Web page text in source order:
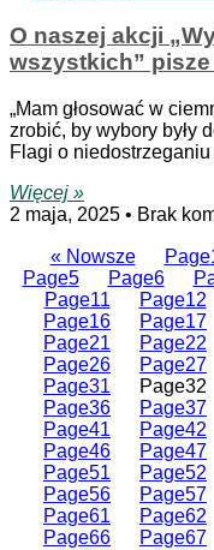
O naszej akcji
wszystkich”
„Mam głosować w
zrobić, by wybory były
Flagi o
Więcej »
2 maja, 2025
Brak
« Nowsze Page
Page5 Page6
Page11 Page12
Page16 Page17
Page21 Page22
Page26 Page27
Page31 Page32
Page36 Page37
Page41 Page42
Page46 Page47
Page51 Page52
Page56 Page57
Page61 Page62
Page66 Page67